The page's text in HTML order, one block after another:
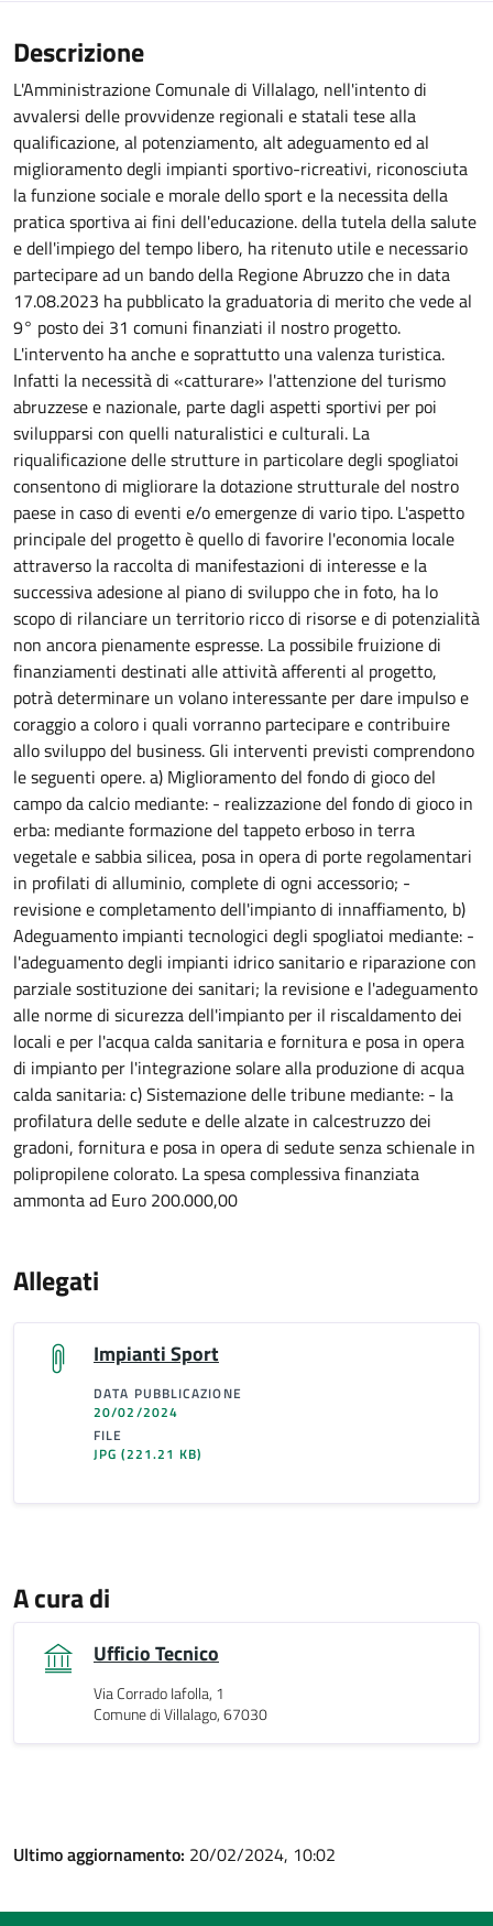
Descrizione
L'Amministrazione Comunale di Villalago, nell'intento di
avvalersi delle provvidenze regionali e statali tese alla
qualificazione, al potenziamento, alt adeguamento ed al
miglioramento degli impianti sportivo-ricreativi, riconosciuta
la funzione sociale e morale dello sport e la necessita della
pratica sportiva ai fini dell'educazione. della tutela della salute
e dell'impiego del tempo libero, ha ritenuto utile e necessario
partecipare ad un bando della Regione Abruzzo che in data
17.08.2023 ha pubblicato la graduatoria di merito che vede al
9° posto dei 31 comuni finanziati il nostro progetto.
L'intervento ha anche e soprattutto una valenza turistica.
Infatti la necessità di «catturare» l'attenzione del turismo
abruzzese e nazionale, parte dagli aspetti sportivi per poi
svilupparsi con quelli naturalistici e culturali. La
riqualificazione delle strutture in particolare degli spogliatoi
consentono di migliorare la dotazione strutturale del nostro
paese in caso di eventi e/o emergenze di vario tipo. L'aspetto
principale del progetto è quello di favorire l'economia locale
attraverso la raccolta di manifestazioni di interesse e la
successiva adesione al piano di sviluppo che in foto, ha lo
scopo di rilanciare un territorio ricco di risorse e di potenzialità
non ancora pienamente espresse. La possibile fruizione di
finanziamenti destinati alle attività afferenti al progetto,
potrà determinare un volano interessante per dare impulso e
coraggio a coloro i quali vorranno partecipare e contribuire
allo sviluppo del business. Gli interventi previsti comprendono
le seguenti opere. a) Miglioramento del fondo di gioco del
campo da calcio mediante: - realizzazione del fondo di gioco in
erba: mediante formazione del tappeto erboso in terra
vegetale e sabbia silicea, posa in opera di porte regolamentari
in profilati di alluminio, complete di ogni accessorio; -
revisione e completamento dell'impianto di innaffiamento, b)
Adeguamento impianti tecnologici degli spogliatoi mediante: -
l'adeguamento degli impianti idrico sanitario e riparazione con
parziale sostituzione dei sanitari; la revisione e l'adeguamento
alle norme di sicurezza dell'impianto per il riscaldamento dei
locali e per l'acqua calda sanitaria e fornitura e posa in opera
di impianto per l'integrazione solare alla produzione di acqua
calda sanitaria: c) Sistemazione delle tribune mediante: - la
profilatura delle sedute e delle alzate in calcestruzzo dei
gradoni, fornitura e posa in opera di sedute senza schienale in
polipropilene colorato. La spesa complessiva finanziata
ammonta ad Euro 200.000,00
Allegati
Impianti Sport
DATA PUBBLICAZIONE
20/02/2024
FILE
JPG(221.21 KB)
A cura di
Ufficio Tecnico
Via Corrado Iafolla, 1
Comune di Villalago, 67030
Ultimo aggiornamento: 20/02/2024, 10:02